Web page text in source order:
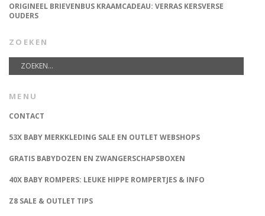
ORIGINEEL BRIEVENBUS KRAAMCADEAU: VERRAS KERSVERSE
OUDERS
ZOEKEN
MENU
CONTACT
53X BABY MERKKLEDING SALE EN OUTLET WEBSHOPS
GRATIS BABYDOZEN EN ZWANGERSCHAPSBOXEN
40X BABY ROMPERS: LEUKE HIPPE ROMPERTJES & INFO
Z8 SALE & OUTLET TIPS